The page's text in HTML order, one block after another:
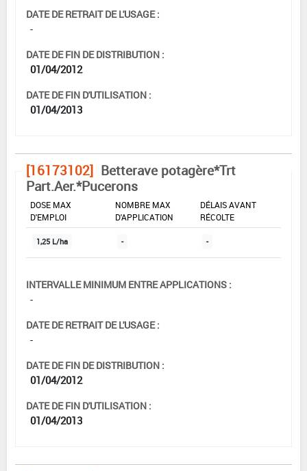
DATE DE RETRAIT DE L'USAGE :
-
DATE DE FIN DE DISTRIBUTION :
01/04/2012
DATE DE FIN D'UTILISATION :
01/04/2013
[16173102] Betterave potagère*Trt
Part.Aer.*Pucerons
DOSE MAX
D'EMPLOI
NOMBRE MAX
D'APPLICATION
DÉLAIS AVANT
RÉCOLTE
1,25 L/ha - -
INTERVALLE MINIMUM ENTRE APPLICATIONS :
-
DATE DE RETRAIT DE L'USAGE :
-
DATE DE FIN DE DISTRIBUTION :
01/04/2012
DATE DE FIN D'UTILISATION :
01/04/2013